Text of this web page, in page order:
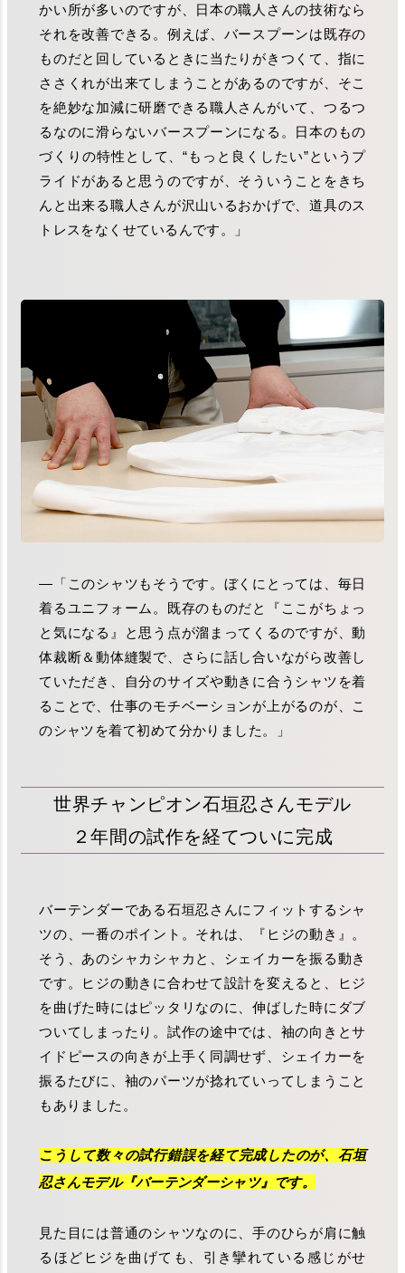
かい所が多いのですが、日本の職人さんの技術なら
それを改善できる。例えば、バースプーンは既存の
ものだと回しているときに当たりがきつくて、指に
ささくれが出来てしまうことがあるのですが、そこ
を絶妙な加減に研磨できる職人さんがいて、つるつ
るなのに滑らないバースプーンになる。日本のもの
づくりの特性として、“もっと良くしたい”というプ
ライドがあると思うのですが、そういうことをきち
んと出来る職人さんが沢山いるおかげで、道具のス
トレスをなくせているんです。」
―「このシャツもそうです。ぼくにとっては、毎日
着るユニフォーム。既存のものだと『ここがちょっ
と気になる』と思う点が溜まってくるのですが、動
体裁断＆動体縫製で、さらに話し合いながら改善し
ていただき、自分のサイズや動きに合うシャツを着
ることで、仕事のモチベーションが上がるのが、こ
のシャツを着て初めて分かりました。」
世界チャンピオン石垣忍さんモデル
２年間の試作を経てついに完成
バーテンダーである石垣忍さんにフィットするシャ
ツの、一番のポイント。それは、『ヒジの動き』。
そう、あのシャカシャカと、シェイカーを振る動き
です。ヒジの動きに合わせて設計を変えると、ヒジ
を曲げた時にはピッタリなのに、伸ばした時にダブ
ついてしまったり。試作の途中では、袖の向きとサ
イドピースの向きが上手く同調せず、シェイカーを
振るたびに、袖のパーツが捻れていってしまうこと
もありました。
こうして数々の試行錯誤を経て完成したのが、石垣
忍さんモデル『バーテンダーシャツ』です。
見た目には普通のシャツなのに、手のひらが肩に触
るほどヒジを曲げても、引き攣れている感じがせ